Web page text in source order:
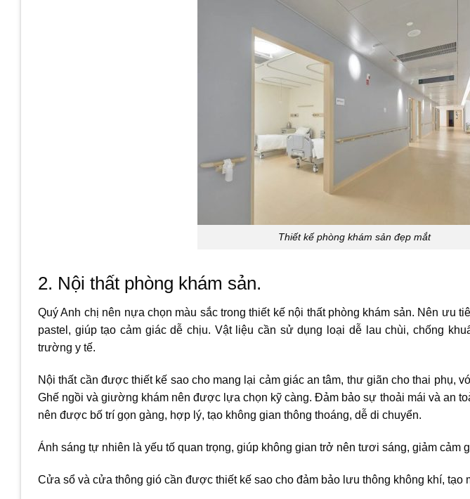
Thiết kế phòng khám sản đẹp mắt
2. Nội thất phòng khám sản.
Quý Anh chị nên nựa chọn màu sắc trong thiết kế nội thất phòng khám sản. Nên ưu
pastel, giúp tạo cảm giác dễ chịu. Vật liệu cần sử dụng loại dễ lau chùi, chống
trường y tế.
Nội thất cần được thiết kế sao cho mang lại cảm giác an tâm, thư giãn cho thai phụ,
Ghế ngồi và giường khám nên được lựa chọn kỹ càng. Đảm bảo sự thoải mái và an
nên được bố trí gọn gàng, hợp lý, tạo không gian thông thoáng, dễ di chuyển.
Ánh sáng tự nhiên là yếu tố quan trọng, giúp không gian trở nên tươi sáng, giảm cảm
Cửa sổ và cửa thông gió cần được thiết kế sao cho đảm bảo lưu thông không khí, tạo